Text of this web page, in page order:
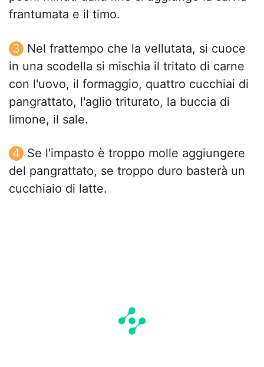
frantumata e il timo.
Nel frattempo che la vellutata, si cuoce
in una scodella si mischia il tritato di carne
con l'uovo, il formaggio, quattro cucchiai di
pangrattato, l'aglio triturato, la buccia di
limone, il sale.
Se l'impasto è troppo molle aggiungere
del pangrattato, se troppo duro basterà un
cucchiaio di latte.